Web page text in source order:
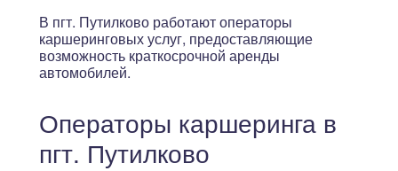
В пгт. Путилково работают операторы
каршеринговых услуг, предоставляющие
возможность краткосрочной аренды
автомобилей.
Операторы каршеринга в
пгт. Путилково